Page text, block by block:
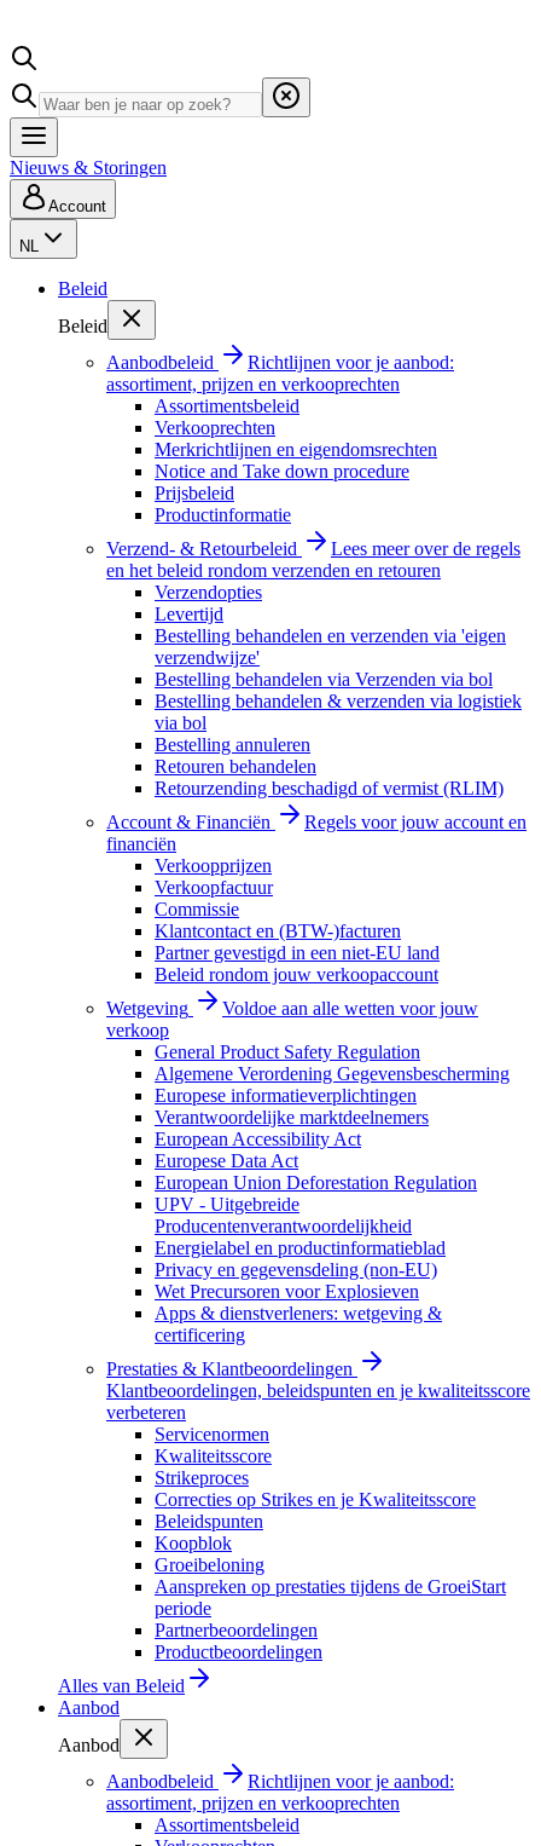
Nieuws & Storingen
Account
NL
Beleid
Beleid
Aanbodbeleid
Richtlijnen voor je aanbod:
assortiment, prijzen en verkooprechten
Assortimentsbeleid
Verkooprechten
Merkrichtlijnen en eigendomsrechten
Notice and Take down procedure
Prijsbeleid
Productinformatie
Verzend- & Retourbeleid
Lees meer over de regels
en het beleid rondom verzenden en retouren
Verzendopties
Levertijd
Bestelling behandelen en verzenden via 'eigen
verzendwijze'
Bestelling behandelen via Verzenden via bol
Bestelling behandelen & verzenden via logistiek
via bol
Bestelling annuleren
Retouren behandelen
Retourzending beschadigd of vermist (RLIM)
Account & Financiën
Regels voor jouw account en
financiën
Verkoopprijzen
Verkoopfactuur
Commissie
Klantcontact en (BTW-)facturen
Partner gevestigd in een niet-EU land
Beleid rondom jouw verkoopaccount
Wetgeving
Voldoe aan alle wetten voor jouw
verkoop
General Product Safety Regulation
Algemene Verordening Gegevensbescherming
Europese informatieverplichtingen
Verantwoordelijke marktdeelnemers
European Accessibility Act
Europese Data Act
European Union Deforestation Regulation
UPV - Uitgebreide
Producentenverantwoordelijkheid
Energielabel en productinformatieblad
Privacy en gegevensdeling (non-EU)
Wet Precursoren voor Explosieven
Apps & dienstverleners: wetgeving &
certificering
Prestaties & Klantbeoordelingen
Klantbeoordelingen, beleidspunten en je kwaliteitsscore
verbeteren
Servicenormen
Kwaliteitsscore
Strikeproces
Correcties op Strikes en je Kwaliteitsscore
Beleidspunten
Koopblok
Groeibeloning
Aanspreken op prestaties tijdens de GroeiStart
periode
Partnerbeoordelingen
Productbeoordelingen
Alles van Beleid
Aanbod
Aanbod
Aanbodbeleid
Richtlijnen voor je aanbod:
assortiment, prijzen en verkooprechten
Assortimentsbeleid